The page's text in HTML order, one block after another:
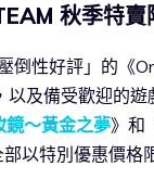
秋季特賣
倒性好評」的《
以及備受歡迎的遊
鏡～黃金之夢》和
以特別優惠價格